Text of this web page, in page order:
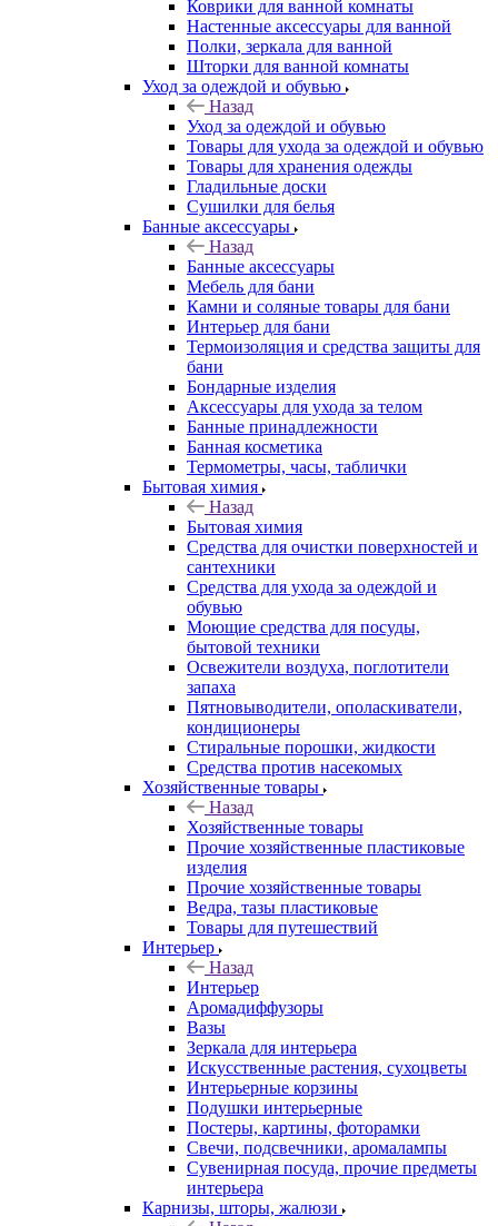
Коврики для ванной комнаты
Настенные аксессуары для ванной
Полки, зеркала для ванной
Шторки для ванной комнаты
Уход за одеждой и обувью
Назад
Уход за одеждой и обувью
Товары для ухода за одеждой и обувью
Товары для хранения одежды
Гладильные доски
Сушилки для белья
Банные аксессуары
Назад
Банные аксессуары
Мебель для бани
Камни и соляные товары для бани
Интерьер для бани
Термоизоляция и средства защиты для
бани
Бондарные изделия
Аксеcсуары для ухода за телом
Банные принадлежности
Банная косметика
Термометры, часы, таблички
Бытовая химия
Назад
Бытовая химия
Средства для очистки поверхностей и
сантехники
Средства для ухода за одеждой и
обувью
Моющие средства для посуды,
бытовой техники
Освежители воздуха, поглотители
запаха
Пятновыводители, ополаскиватели,
кондиционеры
Стиральные порошки, жидкости
Средства против насекомых
Хозяйственные товары
Назад
Хозяйственные товары
Прочие хозяйственные пластиковые
изделия
Прочие хозяйственные товары
Ведра, тазы пластиковые
Товары для путешествий
Интерьер
Назад
Интерьер
Аромадиффузоры
Вазы
Зеркала для интерьера
Искусственные растения, сухоцветы
Интерьерные корзины
Подушки интерьерные
Постеры, картины, фоторамки
Свечи, подсвечники, аромалампы
Сувенирная посуда, прочие предметы
интерьера
Карнизы, шторы, жалюзи